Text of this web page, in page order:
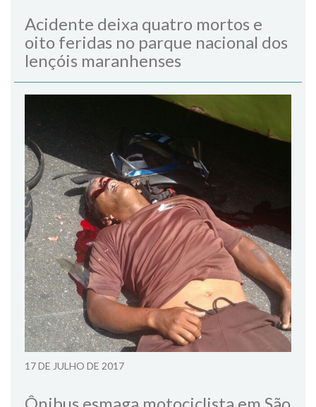
Acidente deixa quatro mortos e
oito feridas no parque nacional dos
lençóis maranhenses
17 DE JULHO DE 2017